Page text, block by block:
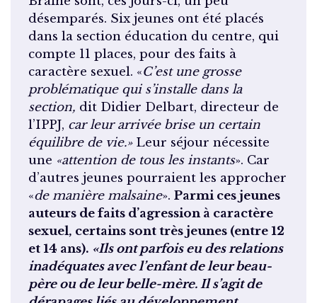
désemparés. Six jeunes ont été placés
dans la section éducation du centre, qui
compte 11 places, pour des faits à
caractère sexuel. «C’est une grosse
problématique qui s’installe dans la
section, dit Didier Delbart, directeur de
l’IPPJ, car leur arrivée brise un certain
équilibre de vie.» Leur séjour nécessite
une «attention de tous les instants». Car
d’autres jeunes pourraient les approcher
«de manière malsaine». Parmi ces jeunes
auteurs de faits d’agression à caractère
sexuel, certains sont très jeunes (entre 12
et 14 ans). «Ils ont parfois eu des relations
inadéquates avec l’enfant de leur beau-
père ou de leur belle-mère. Il s’agit de